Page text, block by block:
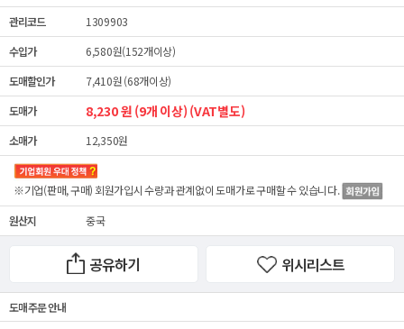
관리코드
1309903
수입가
6,580원(152개이상)
도매할인가
7,410원 (68개이상)
도매가
8,230 원 (9개 이상) (VAT별도)
소매가 12,350원
※기업(판매, 구매) 회원가입시 수량과 관계없이도매가로 구매할 수 있습니다.
원산지 중국
공유하기 위시리스트
도매 주문 안내